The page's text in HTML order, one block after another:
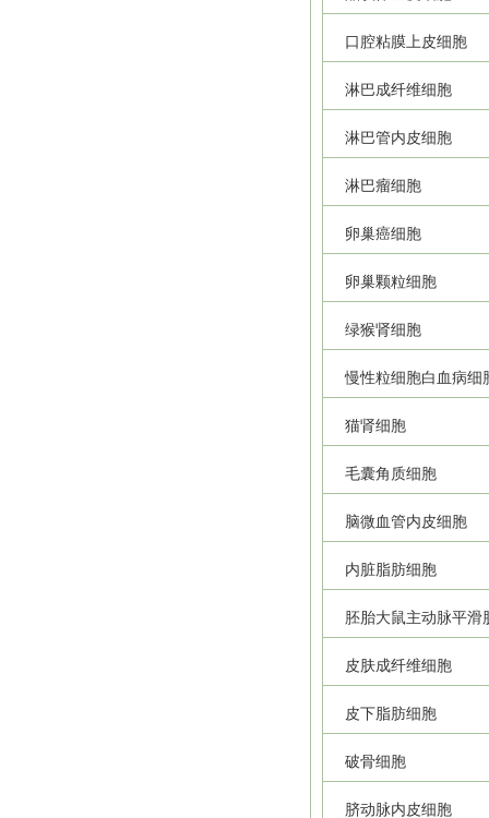
口腔粘膜上皮细胞
淋巴成纤维细胞
淋巴管内皮细胞
淋巴瘤细胞
卵巢癌细胞
卵巢颗粒细胞
绿猴肾细胞
慢性粒细胞白血病细
猫肾细胞
毛囊角质细胞
脑微血管内皮细胞
内脏脂肪细胞
胚胎大鼠主动脉平滑
皮肤成纤维细胞
皮下脂肪细胞
破骨细胞
脐动脉内皮细胞